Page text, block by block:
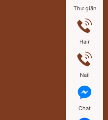
Thư giãn
Hair
Nail
Chat